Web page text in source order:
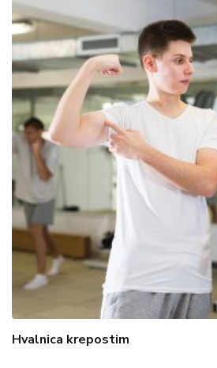
Hvalnica krepostim